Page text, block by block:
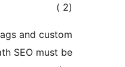
(2
إجمالي)
and custom
SEO must be